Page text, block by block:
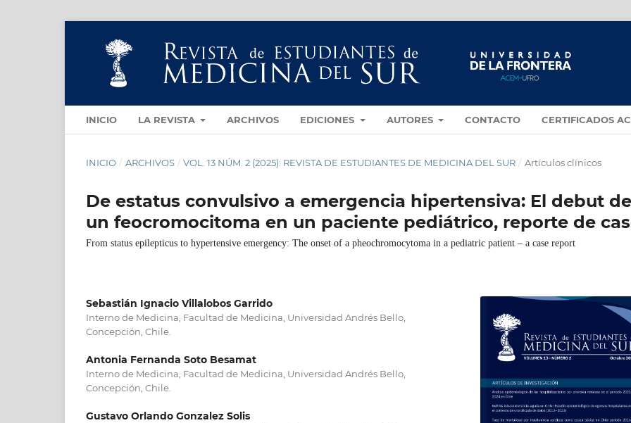
INICIO LA REVISTA ARCHIVOS EDICIONES AUTORES CONTACTO CERTIFICADOS
INICIO / ARCHIVOS / VOL. 13 NÚM. 2 (2025): REVISTA DE ESTUDIANTES DE MEDICINA DEL SUR / Artículos clínicos
De estatus convulsivo a emergencia hipertensiva: El debut de
un feocromocitoma en un paciente pediátrico, reporte de
From status epilepticus to hypertensive emergency: The onset of a pheochromocytoma in a pediatric patient – a case report
Sebastián Ignacio Villalobos Garrido
Interno de Medicina, Facultad de Medicina, Universidad Andrés Bello,
Concepción, Chile.
Antonia Fernanda Soto Besamat
Interno de Medicina, Facultad de Medicina, Universidad Andrés Bello,
Concepción, Chile.
Gustavo Orlando Gonzalez Solis